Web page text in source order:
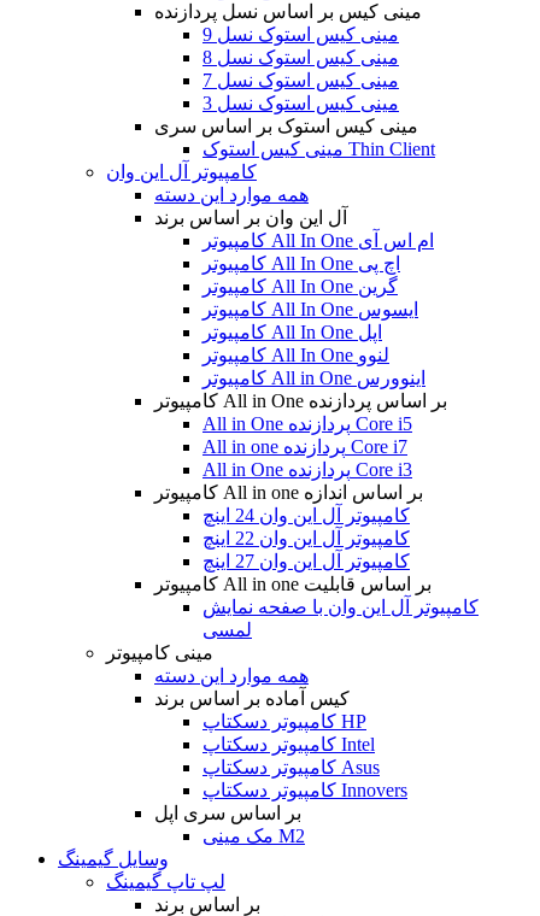
مینی کیس بر اساس نسل پردازنده
مینی کیس استوک نسل 9
مینی کیس استوک نسل 8
مینی کیس استوک نسل 7
مینی کیس استوک نسل 3
مینی کیس استوک بر اساس سری
مینی کیس استوک Thin Client
کامپیوتر آل این وان
همه موارد این دسته
آل این وان بر اساس برند
کامپیوتر All In One ام اس آی
کامپیوتر All In One اچ پی
کامپیوتر All In One گرین
کامپیوتر All In One ایسوس
کامپیوتر All In One اپل
کامپیوتر All In One لنوو
کامپیوتر All in One اینوورس
کامپیوتر All in One بر اساس پردازنده
All in One پردازنده Core i5
All in one پردازنده Core i7
All in One پردازنده Core i3
کامپیوتر All in one بر اساس اندازه
کامپیوتر آل این وان 24 اینچ
کامپیوتر آل این وان 22 اینچ
کامپیوتر آل این وان 27 اینچ
کامپیوتر All in one بر اساس قابلیت
کامپیوتر آل این وان با صفحه نمایش
لمسی
مینی کامپیوتر
همه موارد این دسته
کیس آماده بر اساس برند
کامپیوتر دسکتاپ HP
کامپیوتر دسکتاپ Intel
کامپیوتر دسکتاپ Asus
کامپیوتر دسکتاپ Innovers
بر اساس سری اپل
مک مینی M2
وسایل گیمینگ
لپ تاپ گیمینگ
بر اساس برند